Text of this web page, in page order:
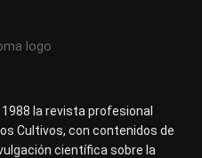
la revista profesional
Cultivos, con contenidos de
científica sobre la